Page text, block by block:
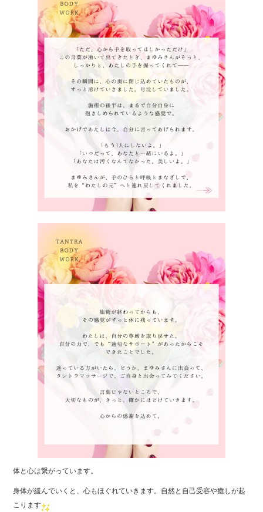
体と心は繋がっています。
身体が緩んでいくと、心もほぐれていきます。自然と自己受容や癒しが起
こります